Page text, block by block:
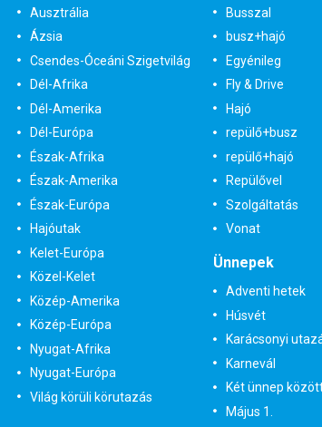
Ausztrália
Ázsia
Csendes-Óceáni Szigetvilág
Dél-Afrika
Dél-Amerika
Dél-Európa
Észak-Afrika
Észak-Amerika
Észak-Európa
Hajóutak
Kelet-Európa
Közel-Kelet
Közép-Amerika
Közép-Európa
Nyugat-Afrika
Nyugat-Európa
Világ körüli körutazás
Busszal
busz+hajó
Egyénileg
Fly & Drive
Hajó
repülő+busz
repülő+hajó
Repülővel
Szolgáltatás
Vonat
Ünnepek
Adventi hetek
Húsvét
Karácsonyi
Karnevál
Két ünnep
Május 1.